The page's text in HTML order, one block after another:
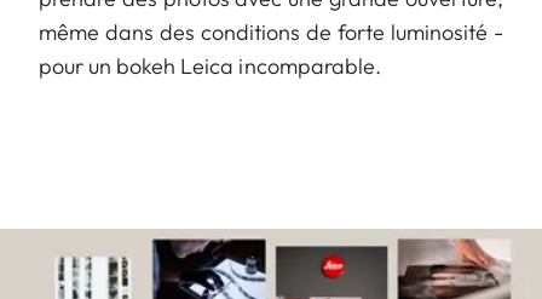
même dans des conditions de forte luminosité -
pour un bokeh Leica incomparable.